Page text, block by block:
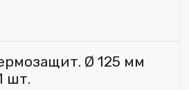
90° термозащитный Ø 125 мм
Ø 125 мм
шт.